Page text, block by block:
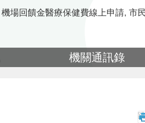
機場回饋金醫療保健費線上申請 市
機關通訊錄